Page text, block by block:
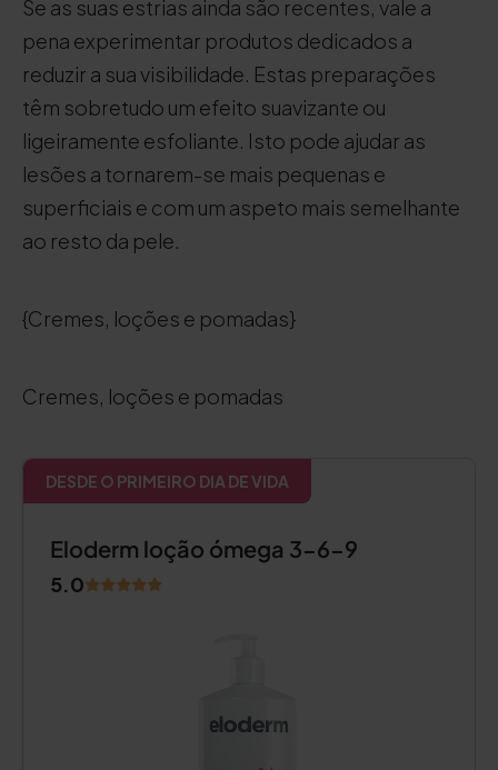
Se as suas estrias ainda são recentes, vale a
pena experimentar produtos dedicados a
reduzir a sua visibilidade. Estas preparações
têm sobretudo um efeito suavizante ou
ligeiramente esfoliante. Isto pode ajudar as
lesões a tornarem-se mais pequenas e
superficiais e com um aspeto mais semelhante
ao resto da pele.
{Cremes, loções e pomadas}
Cremes, loções e pomadas
DESDE O PRIMEIRO DIA DE VIDA
Eloderm loção ómega 3-6-9
5.0